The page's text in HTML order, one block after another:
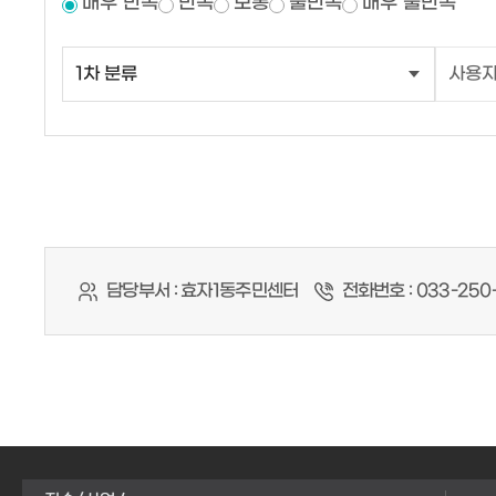
담당부서 :효자1동주민센터 전화번호 : 033-